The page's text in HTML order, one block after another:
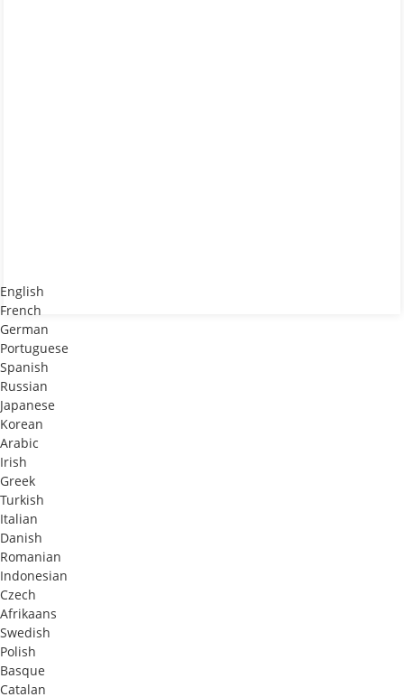
English
French
German
Portuguese
Spanish
Russian
Japanese
Korean
Arabic
Irish
Greek
Turkish
Italian
Danish
Romanian
Indonesian
Czech
Afrikaans
Swedish
Polish
Basque
Catalan